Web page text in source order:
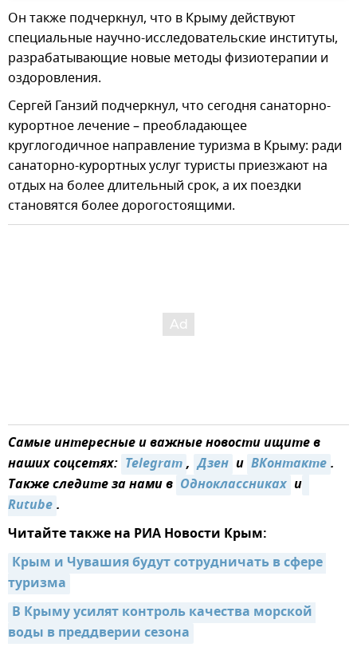
Он также подчеркнул, что в Крыму действуют
специальные научно-исследовательские институты,
разрабатывающие новые методы физиотерапии и
оздоровления.
Сергей Ганзий подчеркнул, что сегодня санаторно-
курортное лечение – преобладающее
круглогодичное направление туризма в Крыму: ради
санаторно-курортных услуг туристы приезжают на
отдых на более длительный срок, а их поездки
становятся более дорогостоящими.
Самые интересные и важные новости ищите в
наших соцсетях: Telegram, Дзен и ВКонтакте.
Также следите за нами в Одноклассниках и
Rutube.
Читайте также на РИА Новости Крым:
Крым и Чувашия будут сотрудничать в сфере
туризма
В Крыму усилят контроль качества морской
воды в преддверии сезона